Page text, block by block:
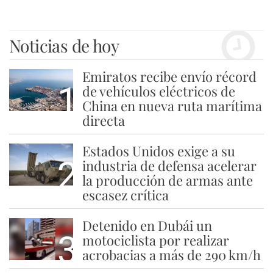
Noticias de hoy
1
Emiratos recibe envío récord
de vehículos eléctricos de
China en nueva ruta marítima
directa
2
Estados Unidos exige a su
industria de defensa acelerar
la producción de armas ante
escasez crítica
3
Detenido en Dubái un
motociclista por realizar
acrobacias a más de 290 km/h